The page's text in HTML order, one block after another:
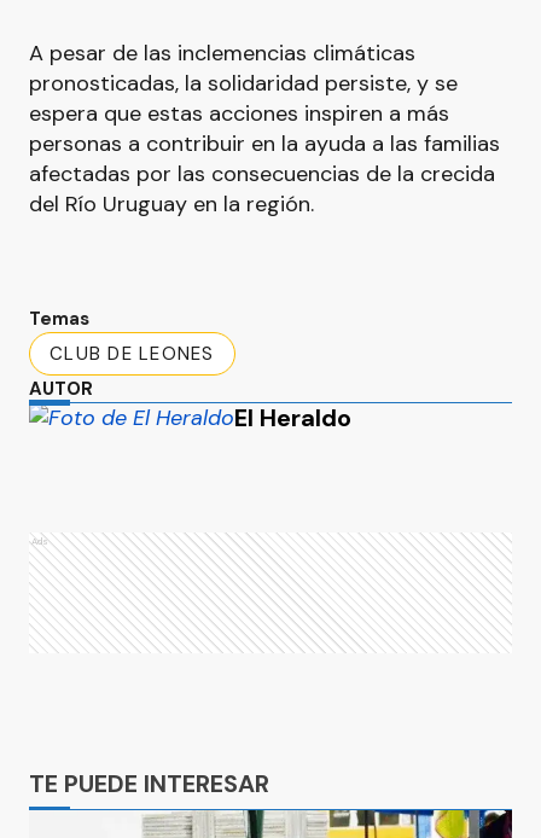
A pesar de las inclemencias climáticas
pronosticadas, la solidaridad persiste, y se
espera que estas acciones inspiren a más
personas a contribuir en la ayuda a las familias
afectadas por las consecuencias de la crecida
del Río Uruguay en la región.
Temas
CLUB DE LEONES
AUTOR
El Heraldo
Ads
TE PUEDE INTERESAR